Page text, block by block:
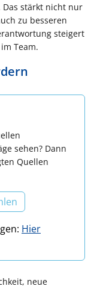
stärkt nicht nur
zu besseren
steigert
Team.
sehen? Dann
Quellen
Hier
neue